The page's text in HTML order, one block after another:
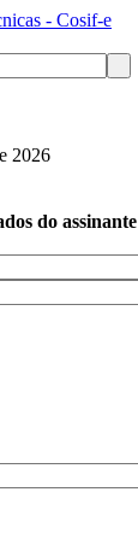
2026
do assinante